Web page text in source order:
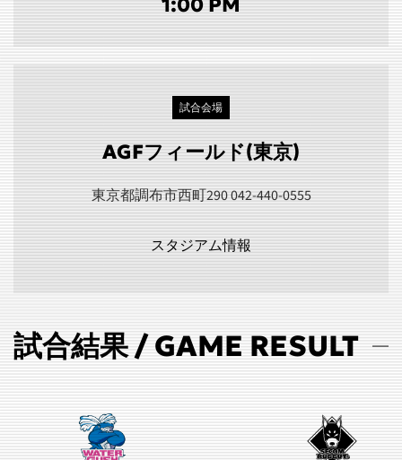
1:00 PM
試合会場
AGFフィールド(東京)
東京都調布市西町290 042-440-0555
スタジアム情報
試合結果 / GAME RESULT